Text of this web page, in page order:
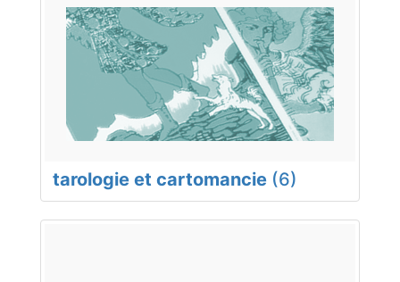
tarologie et cartomancie (6)